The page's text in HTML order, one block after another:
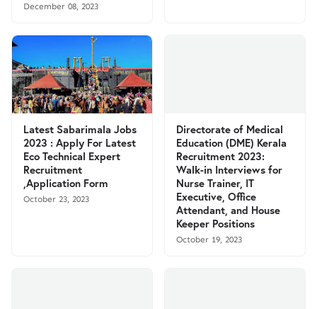
December 08, 2023
Latest Sabarimala Jobs
2023 : Apply For Latest
Eco Technical Expert
Recruitment
,Application Form
October 23, 2023
Directorate of Medical
Education (DME) Kerala
Recruitment 2023:
Walk-in Interviews for
Nurse Trainer, IT
Executive, Office
Attendant, and House
Keeper Positions
October 19, 2023